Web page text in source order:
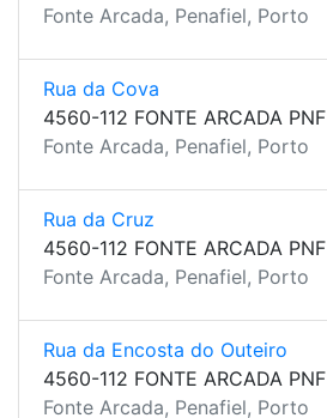
Fonte Arcada, Penafiel, Porto
Rua da Cova
4560-112 FONTE ARCADA PNF
Fonte Arcada, Penafiel, Porto
Rua da Cruz
4560-112 FONTE ARCADA PNF
Fonte Arcada, Penafiel, Porto
Rua da Encosta do Outeiro
4560-112 FONTE ARCADA PNF
Fonte Arcada, Penafiel, Porto